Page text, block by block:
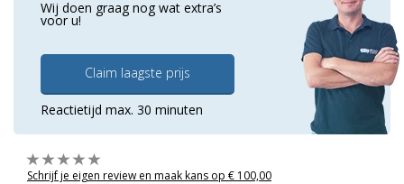
Wij doen graag nog wat extra’s
voor u!
Claim laagste prijs
Reactietijd max. 30 minuten
Schrijf je eigen review en maak kans op € 100,00